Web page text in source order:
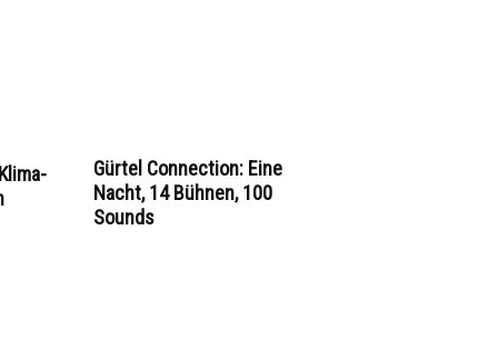
Gürtel Connection: Eine
Nacht, 14 Bühnen, 100
Sounds